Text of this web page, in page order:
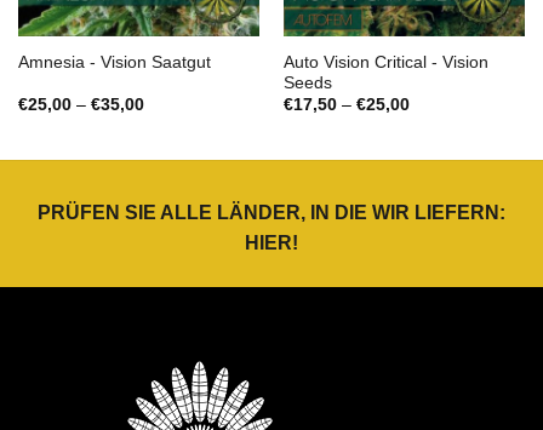
Amnesia - Vision Saatgut
€25,00 – €35,00Preisspanne:
Auto Vision Critical - Vision
Seeds
€17,50 – €25,00Preisspanne:
PRÜFEN SIE ALLE LÄNDER, IN DIE WIR LIEFERN:
HIER!